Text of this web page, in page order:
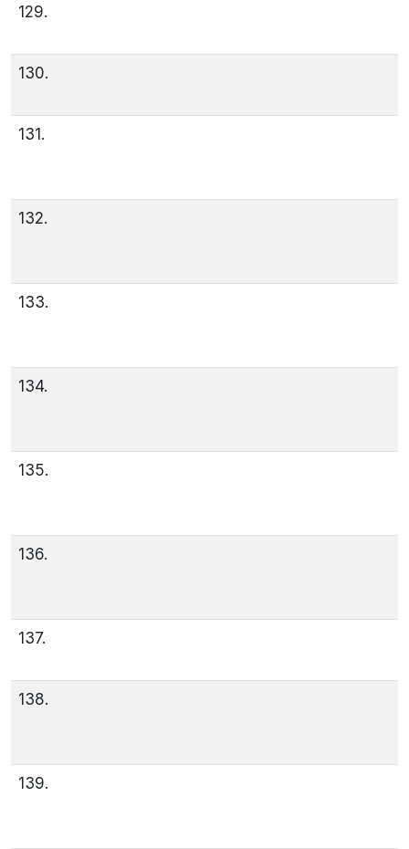
129.
130.
131.
132.
133.
134.
135.
136.
137.
138.
139.